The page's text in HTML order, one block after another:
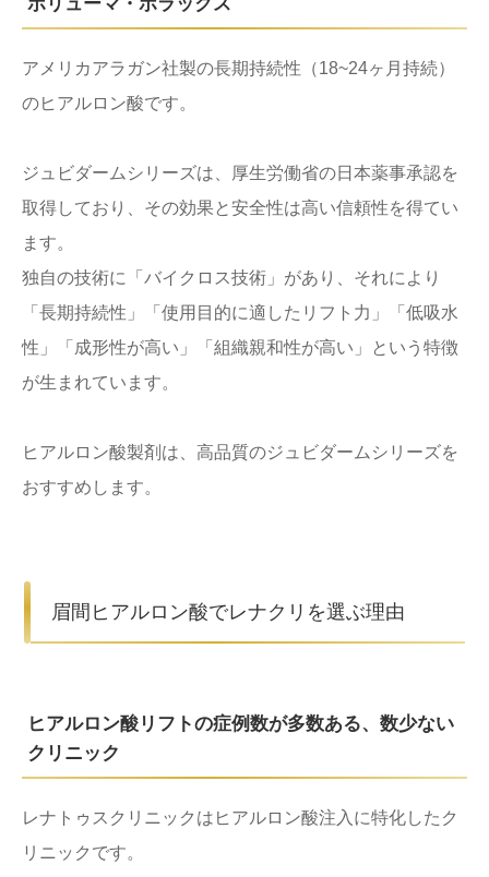
アメリカアラガン社製の長期持続性（18~24ヶ月持続）
のヒアルロン酸です。
ジュビダームシリーズは、厚生労働省の日本薬事承認を
取得しており、その効果と安全性は高い信頼性を得てい
ます。
独自の技術に「バイクロス技術」があり、それにより
「長期持続性」「使用目的に適したリフト力」「低吸水
性」「成形性が高い」「組織親和性が高い」という特徴
が生まれています。
ヒアルロン酸製剤は、高品質のジュビダームシリーズを
おすすめします。
眉間ヒアルロン酸でレナクリを選ぶ理由
ヒアルロン酸リフトの症例数が多数ある、数少ない
クリニック
レナトゥスクリニックはヒアルロン酸注入に特化したク
リニックです。